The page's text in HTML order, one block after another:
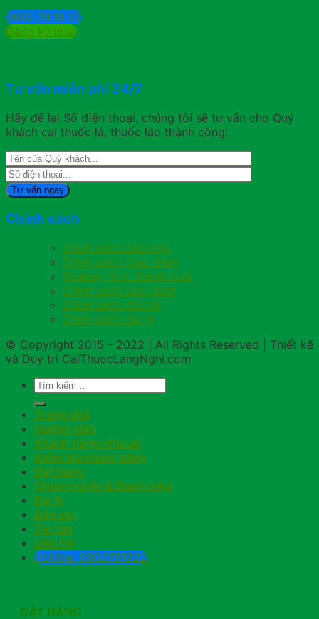
0902.79.19.22
Đăng ký mua
Tư vấn miễn phí 24/7
Hãy để lại Số điện thoại, chúng tôi sẽ tư vấn cho Quý
khách cai thuốc lá, thuốc lào thành công:
Chính sách
Chính sách bảo mật
Chính sách giao nhận
Phương thức thanh toán
Chính sách bảo hành
Chính sách đổi trả
Chính sách đại lý
© Copyright 2015 - 2022 | All Rights Reserved | Thiết kế
và Duy trì CaiThuocLangNghi.com
Trang chủ
Hướng dẫn
Khách hàng chia sẻ
Kiểm tra chính hãng
Đặt hàng
Chứng nhận & Danh hiệu
Đại lý
Báo chí
Tin tức
Liên hệ
Hotline: 0902791922
ĐẶT HÀNG